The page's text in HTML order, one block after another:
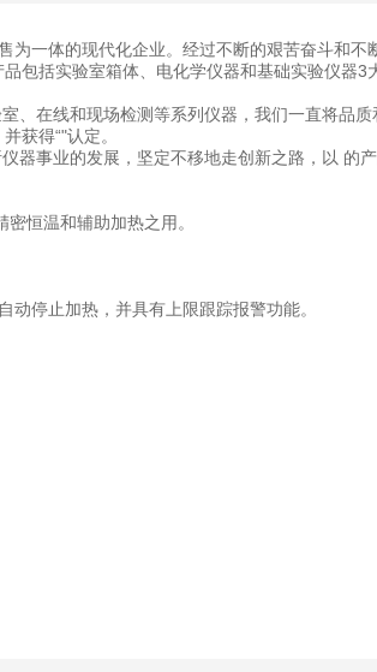
一体的现代化企业。经过不断的艰苦奋斗和
包括实验室箱体、电化学仪器和基础实验仪器
、在线和现场检测等系列仪器，我们一直将品
获得“"认定。
器事业的发展，坚定不移地走创新之路，以 的
恒温和辅助加热之用。
停止加热，并具有上限跟踪报警功能。